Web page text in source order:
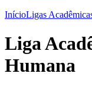
InícioLigas
Liga
Humana